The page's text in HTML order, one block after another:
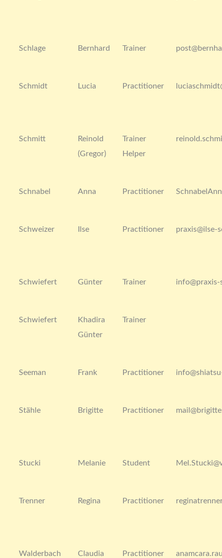
Schlage Bernhard Trainer
Schmidt Lucia Practitioner
Schmitt
Reinold
(Gregor)
Trainer
Helper
Schnabel Anna Practitioner
Schweizer Ilse Practitioner praxis@ilse-
Schwiefert Günter Trainer
Schwiefert
Khadira
Günter
Trainer
Seeman Frank Practitioner
Stähle Brigitte Practitioner
Stucki Melanie Student
Trenner Regina Practitioner
Walderbach Claudia Practitioner